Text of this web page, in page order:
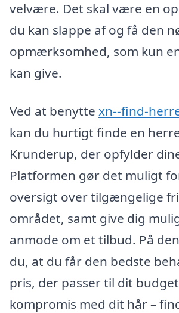
velvære. Det skal være en
du kan slappe af og få den
opmærksomhed, som kun
kan give.
Ved at benytte xn--find-
kan du hurtigt finde en
Krunderup, der opfylder
Platformen gør det muligt
oversigt over tilgængelige
området, samt give dig
anmode om et tilbud. På
du, at du får den bedste
pris, der passer til dit
kompromis med dit hår –